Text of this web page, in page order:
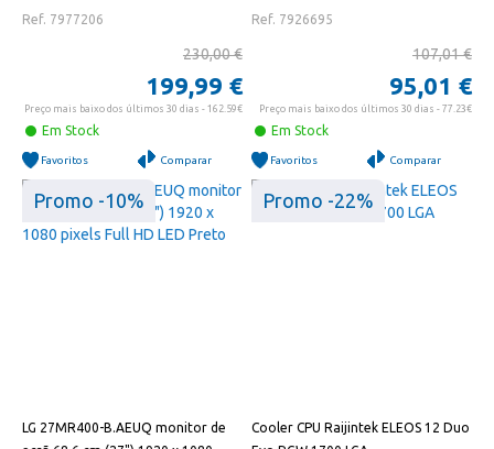
Ref. 7977206
230,00 €
199,99 €
Preço mais baixo dos últimos 30 dias - 162.59€
Em Stock
Favoritos Comparar
Ref. 7926695
107,01 €
95,01 €
Preço mais baixo dos últimos 30 dias - 77.23€
Em Stock
Favoritos Comparar
Promo -10%
LG 27MR400-B.AEUQ monitor de
Promo -22%
Cooler CPU Raijintek ELEOS 12 Duo